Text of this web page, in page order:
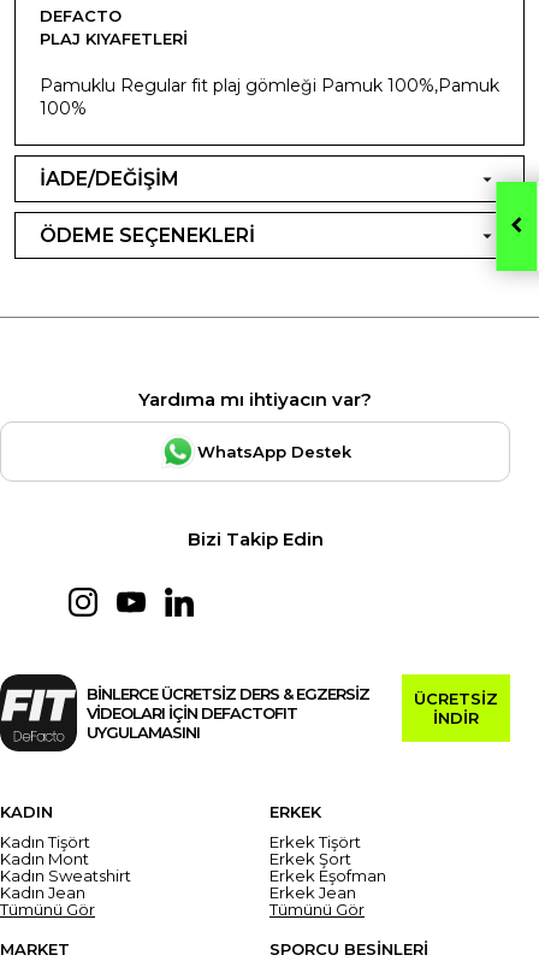
DEFACTO
PLAJ KIYAFETLERI
Pamuklu Regular fit plaj gömleği Pamuk 100%,Pamuk
100%
İADE/DEĞİŞİM
ÖDEME SEÇENEKLERİ
Yardıma mı ihtiyacın var?
WhatsApp Destek
Bizi Takip Edin
BİNLERCE ÜCRETSİZ DERS & EGZERSİZ
VİDEOLARI İÇİN DEFACTOFIT
UYGULAMASINI
ÜCRETSİZ
İNDİR
KADIN
Kadın Tişört
Kadın Mont
Kadın Sweatshirt
Kadın Jean
Tümünü Gör
ERKEK
Erkek Tişört
Erkek Şort
Erkek Eşofman
Erkek Jean
Tümünü Gör
MARKET
SPORCU BESİNLERİ